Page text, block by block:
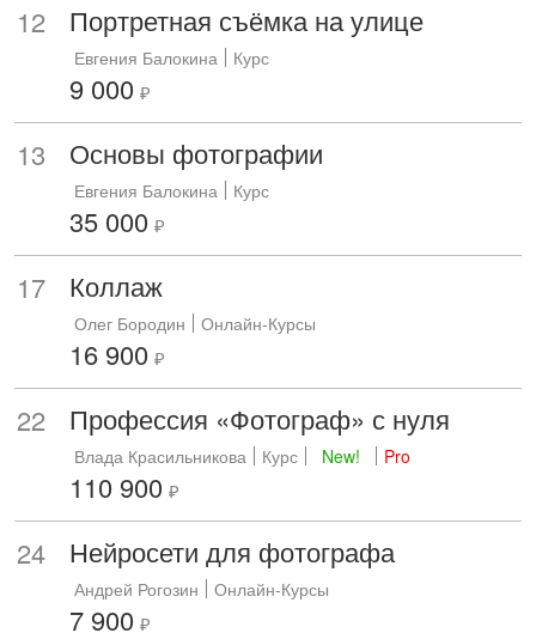
12 Портретная съёмка на улице
Евгения Балокина Курс
9 000 ₽
13 Основы фотографии
Евгения Балокина Курс
35 000 ₽
17 Коллаж
Олег Бородин Онлайн-Курсы
16 900 ₽
22 Профессия «Фотограф» с нуля
Влада Красильникова Курс New! Pro
110 900 ₽
24 Нейросети для фотографа
Андрей Рогозин Онлайн-Курсы
7 900 ₽